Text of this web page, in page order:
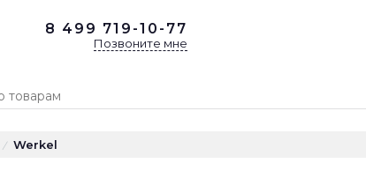
8 499 719-10-77
Позвоните мне
/ Werkel